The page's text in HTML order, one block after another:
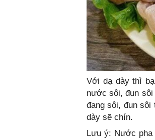
Với dạ dày thì
nước sôi, đun
đang sôi, đun
dày sẽ chín.
Lưu ý: Nước pha